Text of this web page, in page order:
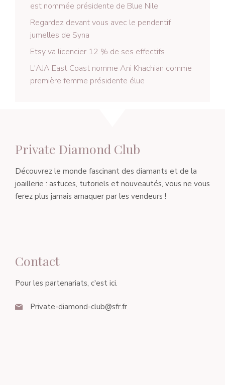
est nommée présidente de Blue Nile
Regardez devant vous avec le pendentif
jumelles de Syna
Etsy va licencier 12 % de ses effectifs
L'AJA East Coast nomme Ani Khachian comme
première femme présidente élue
Private Diamond Club
Découvrez le monde fascinant des diamants et de la
joaillerie : astuces, tutoriels et nouveautés, vous ne vous
ferez plus jamais arnaquer par les vendeurs !
Contact
Pour les partenariats, c'est ici.
Private-diamond-club@sfr.fr